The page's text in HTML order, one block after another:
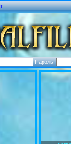
Пароль: